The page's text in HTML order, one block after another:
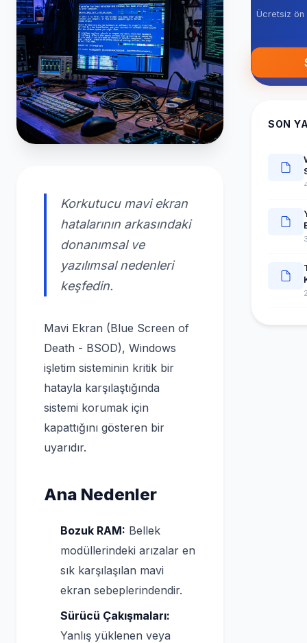
Korkutucu mavi ekran
hatalarının arkasındaki
donanımsal ve
yazılımsal nedenleri
keşfedin.
Mavi Ekran (Blue Screen of
Death - BSOD), Windows
işletim sisteminin kritik bir
hatayla karşılaştığında
sistemi korumak için
kapattığını gösteren bir
uyarıdır.
Ana Nedenler
Bozuk RAM: Bellek
modüllerindeki arızalar en
sık karşılaşılan mavi
ekran sebeplerindendir.
Sürücü Çakışmaları:
Yanlış yüklenen veya
Ücretsiz ön
SON